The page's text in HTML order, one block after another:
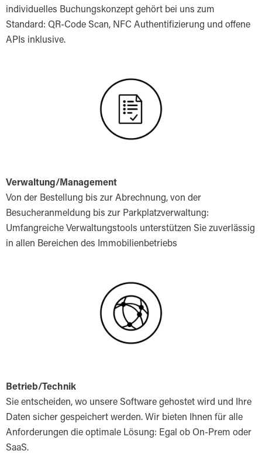
individuelles Buchungskonzept gehört bei uns zum
Standard: QR-Code Scan, NFC Authentifizierung und offene
APIs inklusive.
Verwaltung/Management
Von der Bestellung bis zur Abrechnung, von der
Besucheranmeldung bis zur Parkplatzverwaltung:
Umfangreiche Verwaltungstools unterstützen Sie zuverlässig
in allen Bereichen des Immobilienbetriebs
Betrieb/Technik
Sie entscheiden, wo unsere Software gehostet wird und Ihre
Daten sicher gespeichert werden. Wir bieten Ihnen für alle
Anforderungen die optimale Lösung: Egal ob On-Prem oder
SaaS.